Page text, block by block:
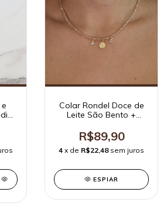
Colar Rondel Doce de
Leite São Bento +
R$89,90
4 x de R$22,48 sem juros
ESPIAR